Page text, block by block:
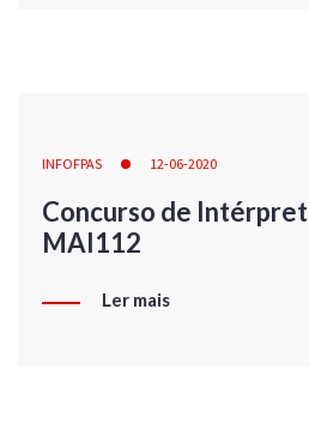
INFOFPAS 12-06-2020
Concurso de
MAI112
Ler mais